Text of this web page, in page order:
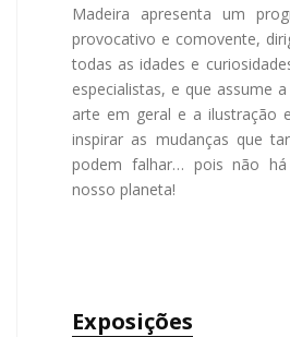
Madeira apresenta um
provocativo e comovente,
todas as idades e
especialistas, e que assume
arte em geral e a ilustração
inspirar as mudanças que
podem falhar… pois não
nosso planeta!
Exposições